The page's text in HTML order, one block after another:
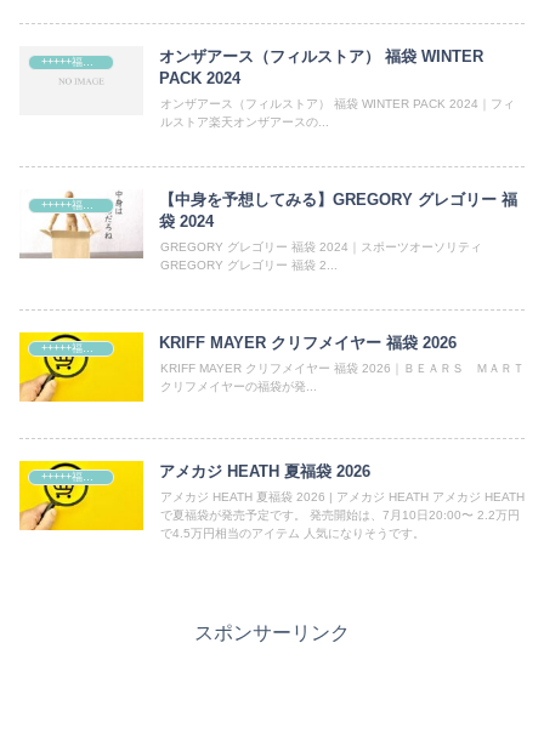
+++++福袋++++++
オンザアース（フィルストア） 福袋 WINTER
PACK 2024
オンザアース（フィルストア） 福袋 WINTER PACK 2024｜フィ
ルストア楽天オンザアースの...
+++++福袋++++++
【中身を予想してみる】GREGORY グレゴリー 福
袋 2024
GREGORY グレゴリー 福袋 2024｜スポーツオーソリティ
GREGORY グレゴリー 福袋 2...
+++++福袋++++++ KRIFF MAYER クリフメイヤー 福袋 2026
KRIFF MAYER クリフメイヤー 福袋 2026｜ＢＥＡＲＳ ＭＡＲＴ
クリフメイヤーの福袋が発...
アメカジ HEATH 夏福袋 2026
アメカジ HEATH 夏福袋 2026 | アメカジ HEATH アメカジ HEATH
で夏福袋が発売予定です。 発売開始は、7月10日20:00〜 2.2万円
で4.5万円相当のアイテム 人気になりそうです。
スポンサーリンク